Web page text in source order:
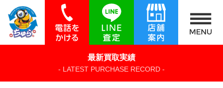
最新買取実績
- LATEST PURCHASE RECORD -